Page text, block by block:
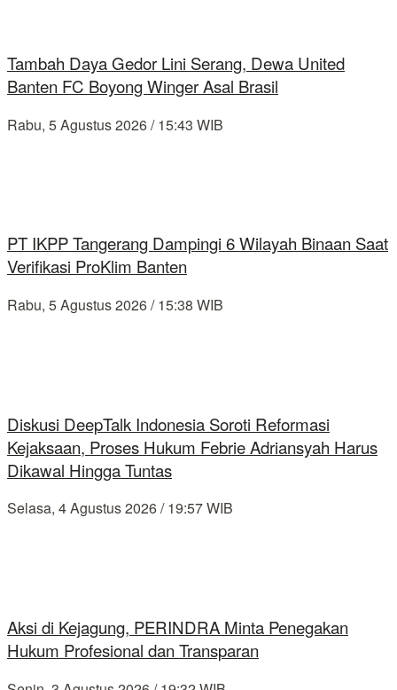
Tambah Daya Gedor Lini Serang, Dewa United
Banten FC Boyong Winger Asal Brasil
Rabu, 5 Agustus 2026 / 15:43 WIB
PT IKPP Tangerang Dampingi 6 Wilayah Binaan Saat
Verifikasi ProKlim Banten
Rabu, 5 Agustus 2026 / 15:38 WIB
Diskusi DeepTalk Indonesia Soroti Reformasi
Kejaksaan, Proses Hukum Febrie Adriansyah Harus
Dikawal Hingga Tuntas
Selasa, 4 Agustus 2026 / 19:57 WIB
Aksi di Kejagung, PERINDRA Minta Penegakan
Hukum Profesional dan Transparan